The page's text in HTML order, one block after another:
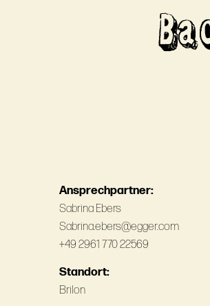
Ansprechpartner:
Sabrina Ebers
Sabrina.ebers@egger.com
+49 2961 770 22569
Standort:
Brilon